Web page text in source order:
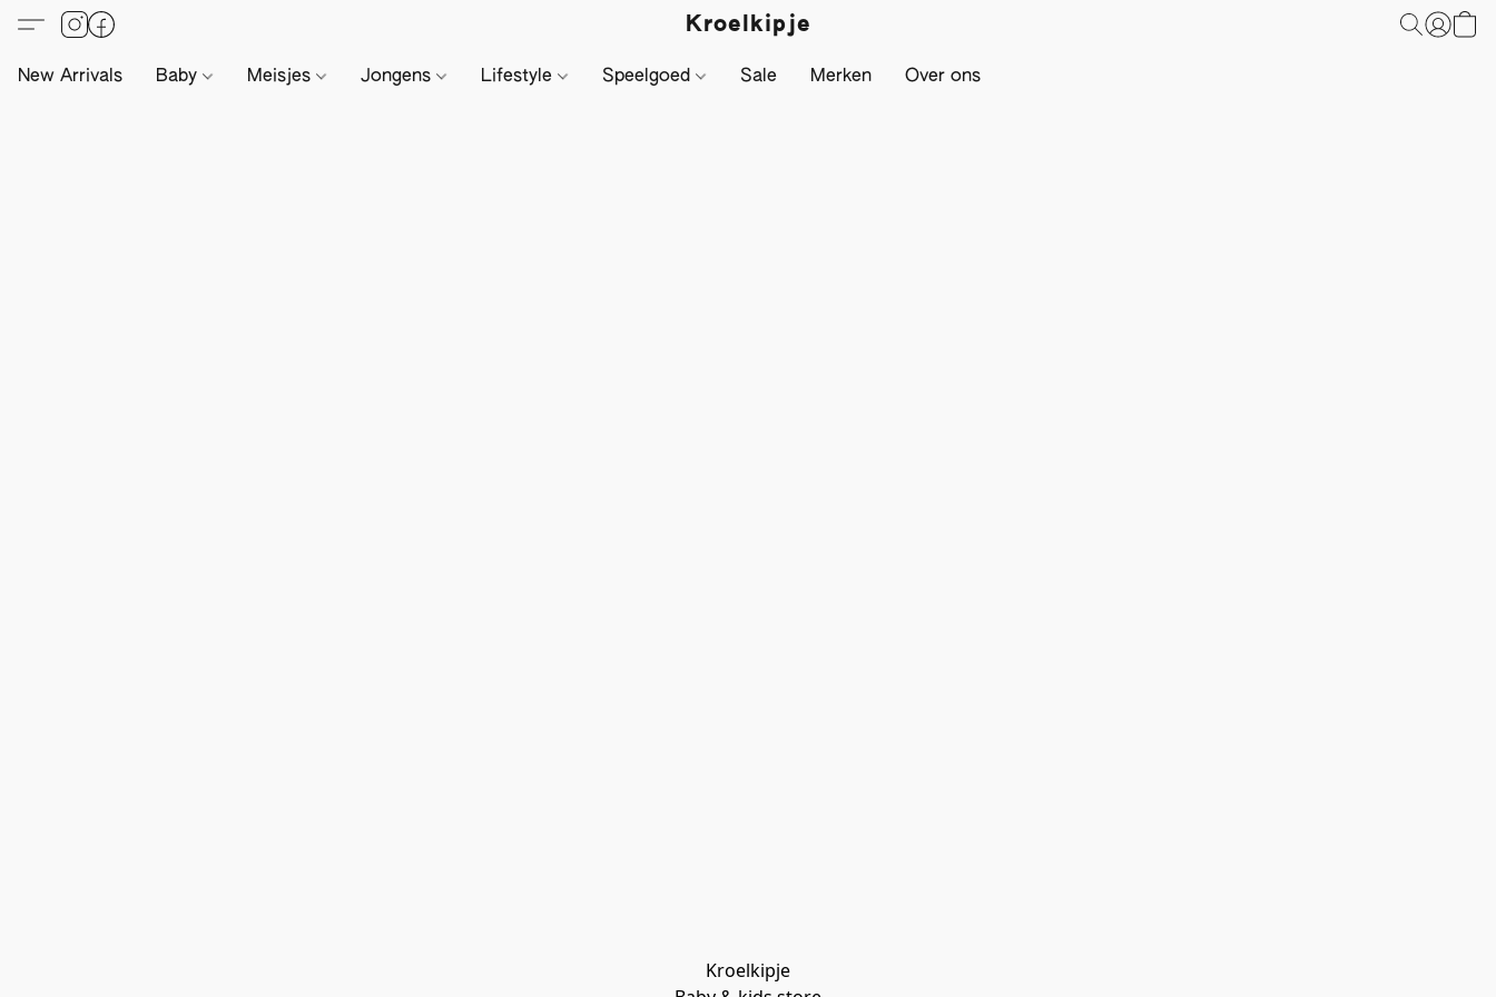
Kroelkipje
New Arrivals Baby Meisjes Jongens Lifestyle Speelgoed Sale Merken Over ons
Kroelkipje